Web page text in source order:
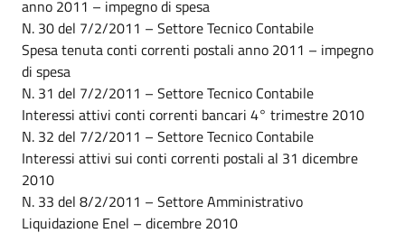
anno 2011 – impegno di spesa
N. 30 del 7/2/2011 – Settore Tecnico Contabile
Spesa tenuta conti correnti postali anno 2011 – impegno
di spesa
N. 31 del 7/2/2011 – Settore Tecnico Contabile
Interessi attivi conti correnti bancari 4° trimestre 2010
N. 32 del 7/2/2011 – Settore Tecnico Contabile
Interessi attivi sui conti correnti postali al 31 dicembre
2010
N. 33 del 8/2/2011 – Settore Amministrativo
Liquidazione Enel – dicembre 2010